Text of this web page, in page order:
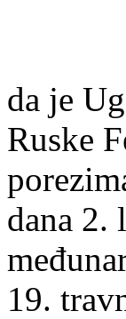
da je
Ruske
dana 2.
19.